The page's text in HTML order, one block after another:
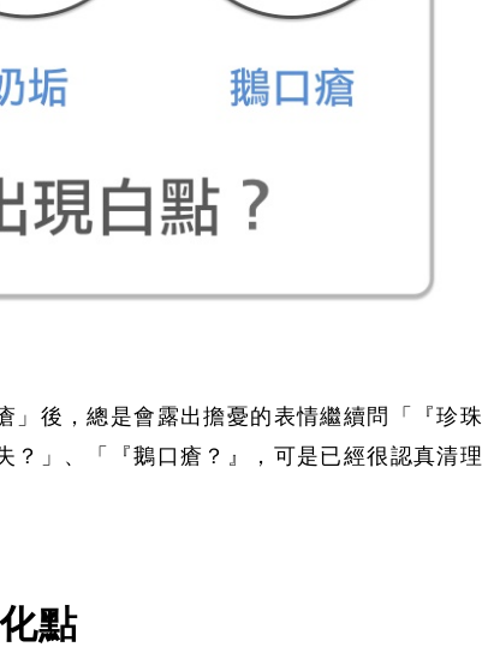
」後，總是會露出擔憂的表情繼續問「『珍珠
？」、「『鵝口瘡？』，可是已經很認真清理
點